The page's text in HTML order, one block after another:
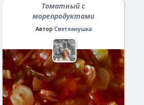
Томатный с
морепродуктами
Автор Светланушка